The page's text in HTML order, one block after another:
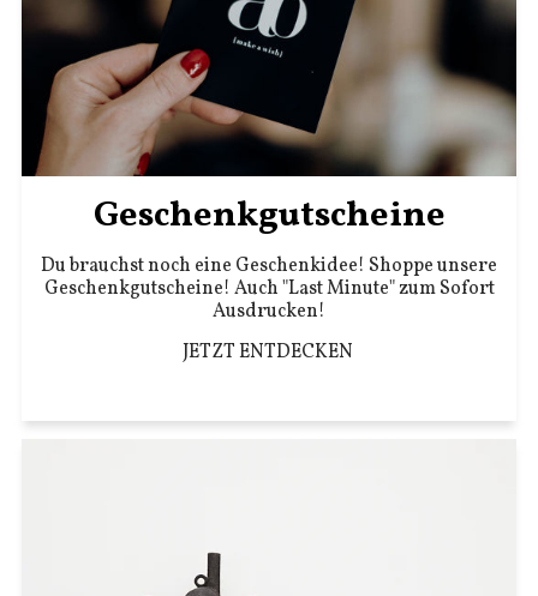
Geschenkgutscheine
Du brauchst noch eine Geschenkidee! Shoppe unsere
Geschenkgutscheine! Auch "Last Minute" zum Sofort
Ausdrucken!
JETZT ENTDECKEN